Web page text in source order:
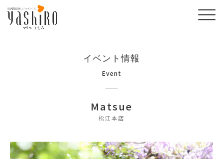
イベント情報
Event
Matsue
松江本店